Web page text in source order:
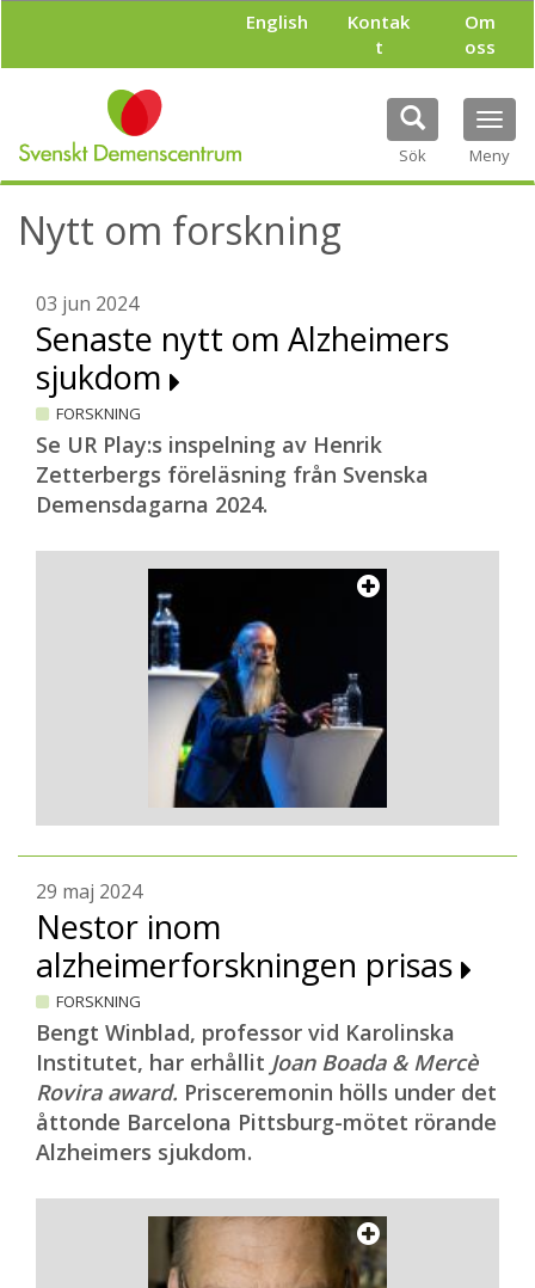
l
English
Kontak
t
Om
oss
Sök Meny
Nytt om forskning
03 jun 2024
Senaste nytt om Alzheimers
sjukdom
FORSKNING
Se UR Play:s inspelning av Henrik
Zetterbergs föreläsning från Svenska
Demensdagarna 2024.
29 maj 2024
Nestor inom
alzheimerforskningen prisas
FORSKNING
Bengt Winblad, professor vid Karolinska
Institutet, har erhållit Joan Boada & Mercè
Rovira award. Prisceremonin hölls under det
åttonde Barcelona Pittsburg-mötet rörande
Alzheimers sjukdom.